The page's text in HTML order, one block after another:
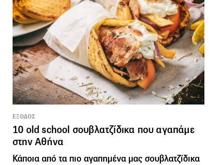
ΕΞΟΔΟΣ
10 old school σουβλατζίδικα που αγαπάμε
στην Αθήνα
Κάποια από τα πιο αγαπημένα μας σουβλατζίδικα